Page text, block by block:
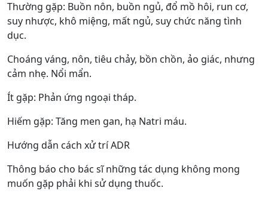
Thường gặp: Buồn nôn, buồn ngủ, đổ mồ hôi, run cơ,
suy nhược, khô miệng, mất ngủ, suy chức năng tình
dục.
Choáng váng, nôn, tiêu chảy, bồn chồn, ảo giác, nhưng
cảm nhẹ. Nổi mẩn.
Ít gặp: Phản ứng ngoại tháp.
Hiếm gặp: Tăng men gan, hạ Natri máu.
Hướng dẫn cách xử trí ADR
Thông báo cho bác sĩ những tác dụng không mong
muốn gặp phải khi sử dụng thuốc.